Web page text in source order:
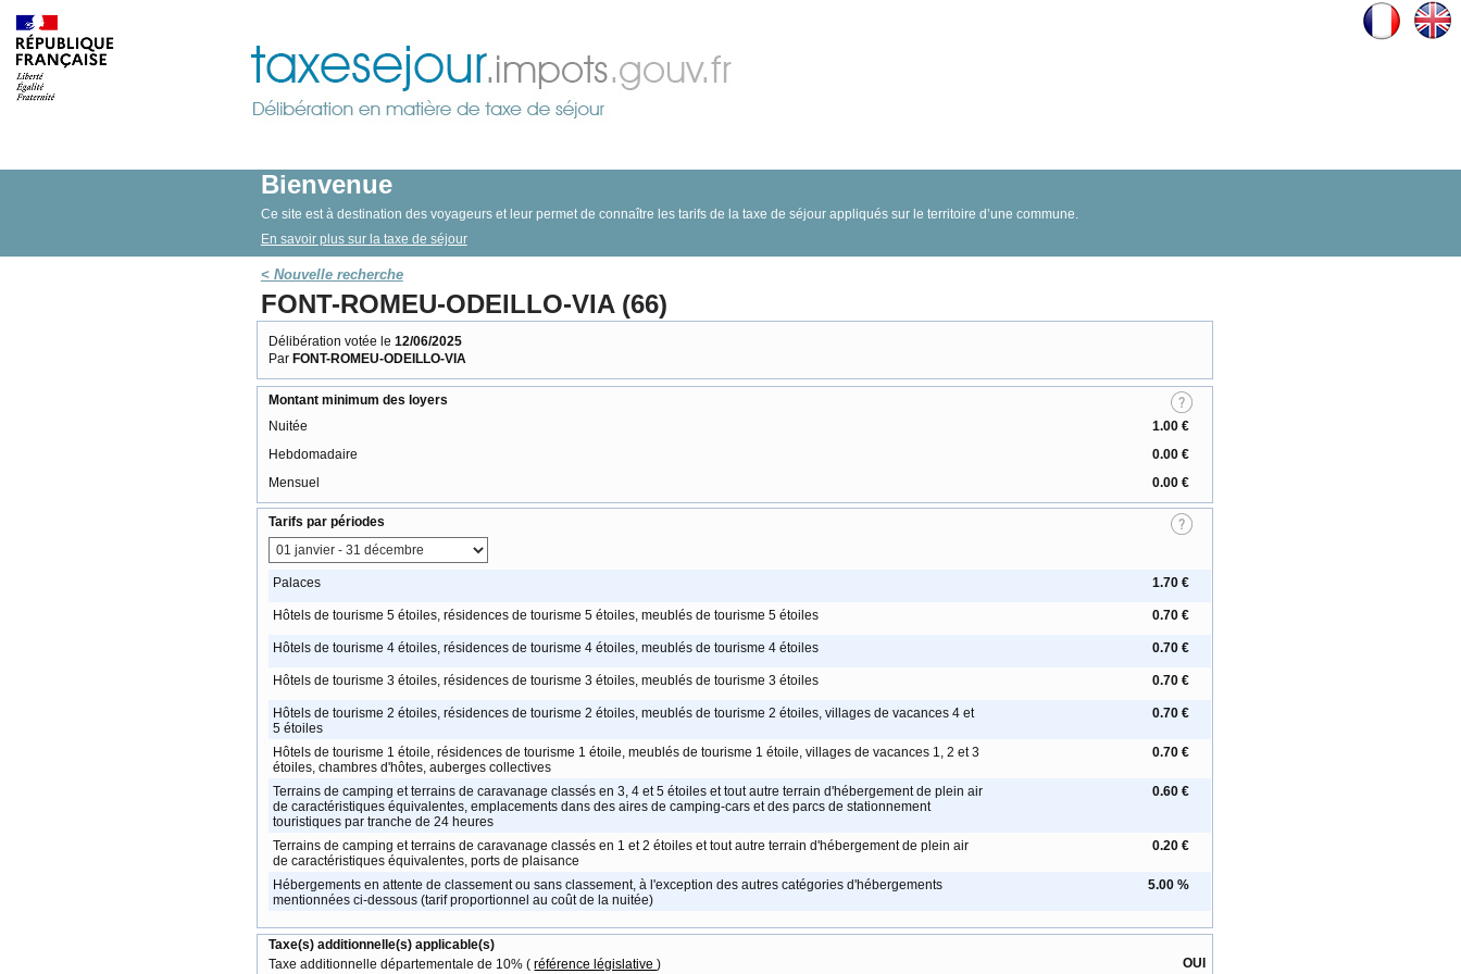
Bienvenue
Ce site est à destination des voyageurs et leur permet de connaître les tarifs de la taxe de séjour appliqués sur le territoire d’une commune.
En savoir plus sur la taxe de séjour
< Nouvelle recherche
FONT-ROMEU-ODEILLO-VIA (66)
Délibération votée le12/06/2025
Par FONT-ROMEU-ODEILLO-VIA
Montant minimum des loyers
Nuitée
1.00 €
Hebdomadaire
0.00 €
Mensuel
0.00 €
Tarifs par périodes
Palaces 1.70 €
Hôtels de tourisme 5 étoiles, résidences de tourisme 5 étoiles, meublés de tourisme 5 étoiles 0.70 €
Hôtels de tourisme 4 étoiles, résidences de tourisme 4 étoiles, meublés de tourisme 4 étoiles 0.70 €
Hôtels de tourisme 3 étoiles, résidences de tourisme 3 étoiles, meublés de tourisme 3 étoiles 0.70 €
Hôtels de tourisme 2 étoiles, résidences de tourisme 2 étoiles, meublés de tourisme 2 étoiles, villages de vacances 4 et
5 étoiles
0.70 €
Hôtels de tourisme 1 étoile, résidences de tourisme 1 étoile, meublés de tourisme 1 étoile, villages de vacances 1, 2 et 3
étoiles, chambres d'hôtes, auberges collectives
0.70 €
Terrains de camping et terrains de caravanage classés en 3, 4 et 5 étoiles et tout autre terrain d'hébergement de plein air
de caractéristiques équivalentes, emplacements dans des aires de camping-cars et des parcs de stationnement
touristiques par tranche de 24 heures
0.60 €
Terrains de camping et terrains de caravanage classés en 1 et 2 étoiles et tout autre terrain d'hébergement de plein air
de caractéristiques équivalentes, ports de plaisance
0.20 €
Hébergements en attente de classement ou sans classement, à l'exception des autres catégories d'hébergements
mentionnées ci-dessous (tarif proportionnel au coût de la nuitée)
5.00 %
Taxe(s) additionnelle(s) applicable(s)
Taxe additionnelle départementale de 10% (référence législative) OUI